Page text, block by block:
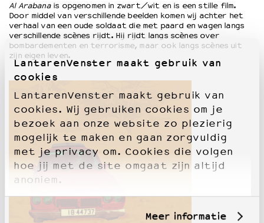
LantarenVenster maakt gebruik van
cookies
LantarenVenster maakt gebruik van
cookies. Wij gebruiken cookies om je
bezoek aan onze website zo plezierig
mogelijk te maken en gaan zorgvuldig
met je privacy om. Cookies die volgen
hoe jij met de site omgaat zijn altijd
anoniem.
Meer informatie
Huisregels
Privacyverklaring
Integriteits- en gedragscode
Duurzaamheid
Culturele boycot Israël
Ruimte voor artistieke vrijheid – VNPF
Al Arabanais opgenomen in zwart/wit en is een stille film.
Door middel van verschillende beelden komen wij achter het
verhaal van een oude soldaat die met paard en wagen langs
verschillende scènes rijdt. Hij rijdt langs scènes over
bombardementen en terrorisme, maar ook langs scènes uit
zijn eigen leven.